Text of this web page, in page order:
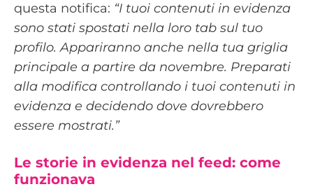
questa notifica: “I tuoi contenuti in evidenza
sono stati spostati nella loro tab sul tuo
profilo. Appariranno anche nella tua griglia
principale a partire da novembre. Preparati
alla modifica controllando i tuoi contenuti in
evidenza e decidendo dove dovrebbero
essere mostrati.”
Le storie in evidenza nel feed: come
funzionava